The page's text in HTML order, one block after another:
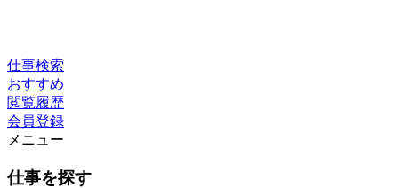
仕事検索
おすすめ
閲覧履歴
会員登録
メニュー
仕事を探す